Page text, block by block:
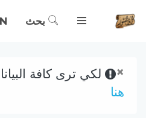
بحث
× لكي ترى كافة
هنا